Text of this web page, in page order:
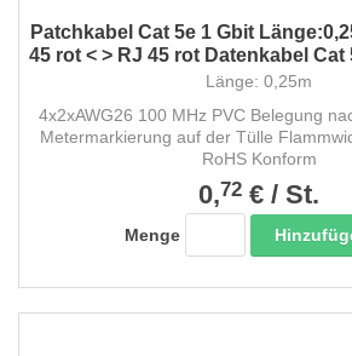
Patchkabel Cat 5e 1 Gbit
45 rot < > RJ 45 rot Datenkabel Cat
Länge: 0,25m
4x2xAWG26 100 MHz PVC Belegung
Metermarkierung auf der Tülle
RoHS Konform
0,72 € / St.
Menge